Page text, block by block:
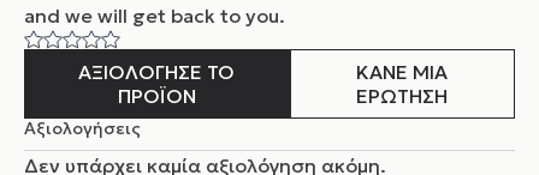
and we will get back to you.
ΑΞΙΟΛΟΓΗΣΕ ΤΟ
ΠΡΟΪΟΝ
ΚΑΝΕ ΜΙΑ
ΕΡΩΤΗΣΗ
Αξιολογήσεις
Δεν υπάρχει καμία αξιολόγηση ακόμη.